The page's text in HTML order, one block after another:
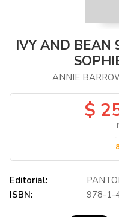
IVY AND BEAN
ANNIE
$
Editorial:
ISBN:
978-1-